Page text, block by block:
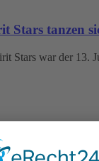
Stars tanzen
Stars war der 13.
Gemeinschaft